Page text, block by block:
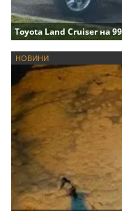
Toyota Land Cruiser на
НОВИНИ